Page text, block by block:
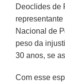
Deoclides de
Nacional de
peso da
30 anos, se
Com esse